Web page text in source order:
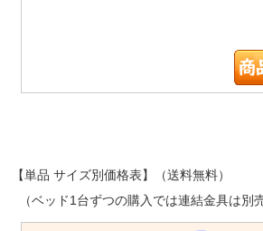
【単品 サイズ別価格表】（送料無料）
（ベッド1台ずつの購入では連結金具は別